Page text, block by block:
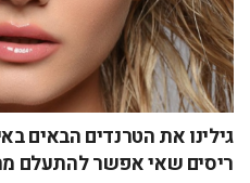
גילינו את הטרנדים הבאים
ריסים שאי אפשר להתעלם